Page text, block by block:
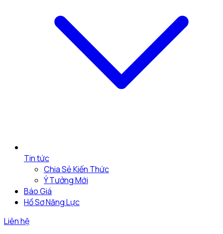
Tin tức
Chia Sẻ Kiến Thức
Ý Tưởng Mới
Báo Giá
Hồ Sơ Năng Lực
Liên hệ